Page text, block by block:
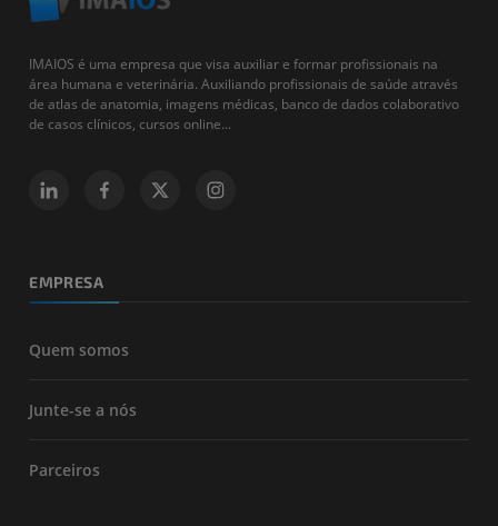
IMAIOS é uma empresa que visa auxiliar e formar profissionais na
área humana e veterinária. Auxiliando profissionais de saúde através
de atlas de anatomia, imagens médicas, banco de dados colaborativo
de casos clínicos, cursos online...
EMPRESA
Quem somos
Junte-se a nós
Parceiros